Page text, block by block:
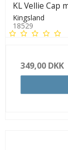
KL Vellie Cap
Kingsland
18529
349,00 DKK